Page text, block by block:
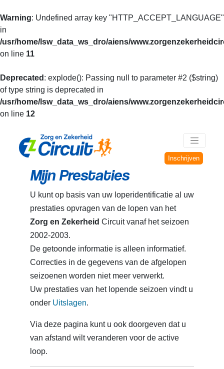
Warning: Undefined array key "HTTP_ACCEPT_LANGUAGE"
in
/usr/home/lsw_data_ws_dro/aiens/
on line 11
Deprecated : explode(): Passing null to parameter #2 ($string)
of type string is deprecated in
/usr/home/lsw_data_ws_dro/aiens/
on line 12
Inschrijven
Mijn Prestaties
U kunt op basis van uw loperidentificatie al uw
prestaties opvragen van de lopen van het
Zorg en Zekerheid Circuit vanaf het seizoen
2002-2003.
De getoonde informatie is alleen informatief.
Correcties in de gegevens van de afgelopen
seizoenen worden niet meer verwerkt.
Uw prestaties van het lopende seizoen vindt u
onder Uitslagen.
Via deze pagina kunt u ook doorgeven dat u
van afstand wilt veranderen voor de active
loop.